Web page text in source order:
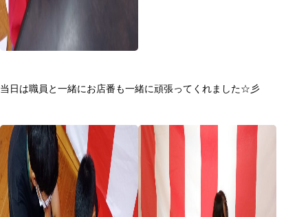
当日は職員と一緒にお店番も一緒に頑張ってくれました☆彡